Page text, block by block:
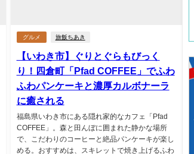
グルメ 旅飯ちあき
【いわき市】ぐりとぐらもびっく
り！四倉町「Pfad COFFEE」でふわ
ふわパンケーキと濃厚カルボナーラ
に癒される
福島県いわき市にある隠れ家的なカフェ「Pfad
COFFEE」。森と田んぼに囲まれた静かな場所
で、こだわりのコーヒーと絶品パンケーキが楽し
める。おすすめは、スキレットで焼き上げるふわ